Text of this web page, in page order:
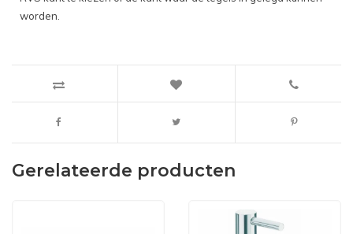
worden.
Gerelateerde producten